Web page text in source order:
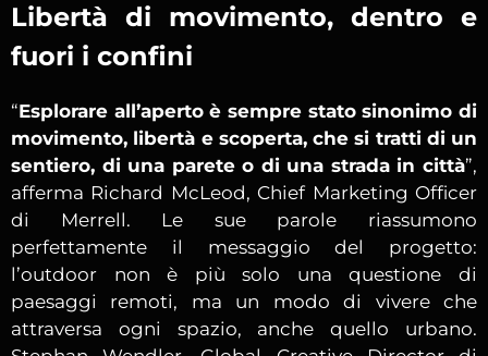
Libertà di movimento, dentro e
fuori i confini
“Esplorare all’aperto è sempre stato sinonimo di
movimento, libertà e scoperta, che si tratti di un
sentiero, di una parete o di una strada in città”,
afferma Richard McLeod, Chief Marketing Officer
di Merrell. Le sue parole riassumono
perfettamente il messaggio del progetto:
l’outdoor non è più solo una questione di
paesaggi remoti, ma un modo di vivere che
attraversa ogni spazio, anche quello urbano.